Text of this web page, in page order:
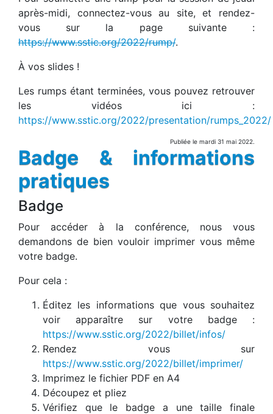
après-midi, connectez-vous au site, et rendez-
vous sur la page suivante :
https://www.sstic.org/2022/rump/.
À vos slides !
Les rumps étant terminées, vous pouvez retrouver
les vidéos ici :
https://www.sstic.org/2022/presentation/rumps_2022/
Publiée le mardi 31 mai 2022.
Badge & informations
pratiques
Badge
Pour accéder à la conférence, nous vous
demandons de bien vouloir imprimer vous même
votre badge.
Pour cela :
Éditez les informations que vous souhaitez
voir apparaître sur votre badge :
https://www.sstic.org/2022/billet/infos/
Rendez vous sur
https://www.sstic.org/2022/billet/imprimer/
Imprimez le fichier PDF en A4
Découpez et pliez
Vérifiez que le badge a une taille finale